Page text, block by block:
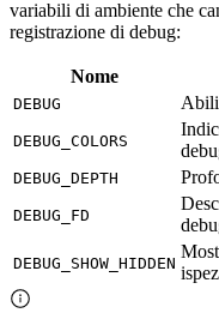
variabili di ambiente che
registrazione di debug:
Nome
DEBUG
DEBUG_COLORS
DEBUG_DEPTH
DEBUG_FD
DEBUG_SHOW_HIDDEN